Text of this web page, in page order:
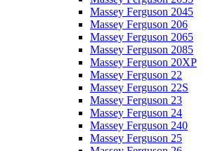
Massey Ferguson 2045
Massey Ferguson 206
Massey Ferguson 2065
Massey Ferguson 2085
Massey Ferguson 20XP
Massey Ferguson 22
Massey Ferguson 22S
Massey Ferguson 23
Massey Ferguson 24
Massey Ferguson 240
Massey Ferguson 25